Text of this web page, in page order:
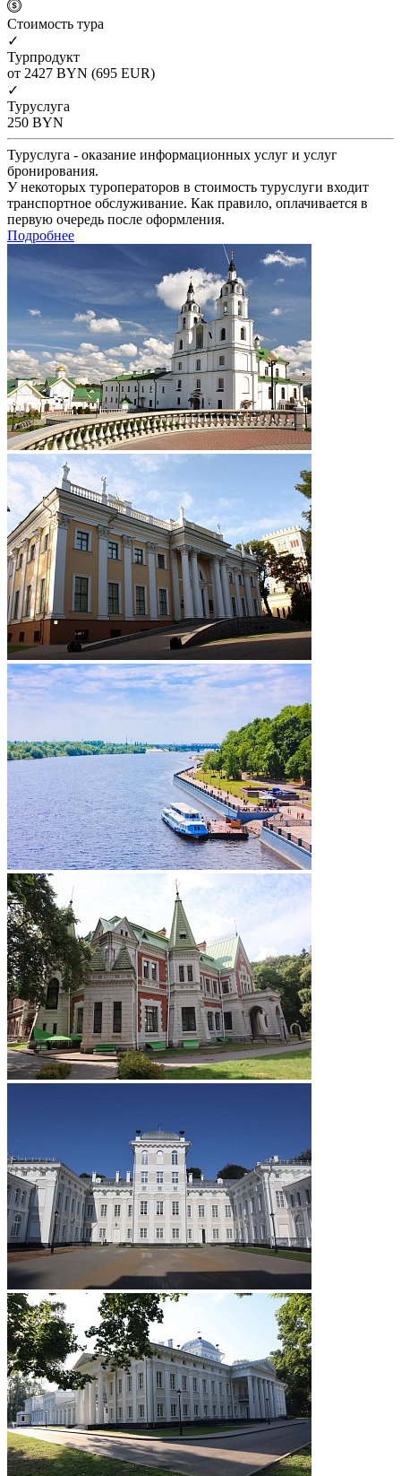
Cтоимость тура
✓
Турпродукт
от 2427 BYN (695 EUR)
✓
Туруслуга
250 BYN
Туруслуга - оказание информационных услуг и услуг
бронирования.
У некоторых туроператоров в стоимость туруслуги входит
транспортное обслуживание. Как правило, оплачивается в
первую очередь после оформления.
Подробнее